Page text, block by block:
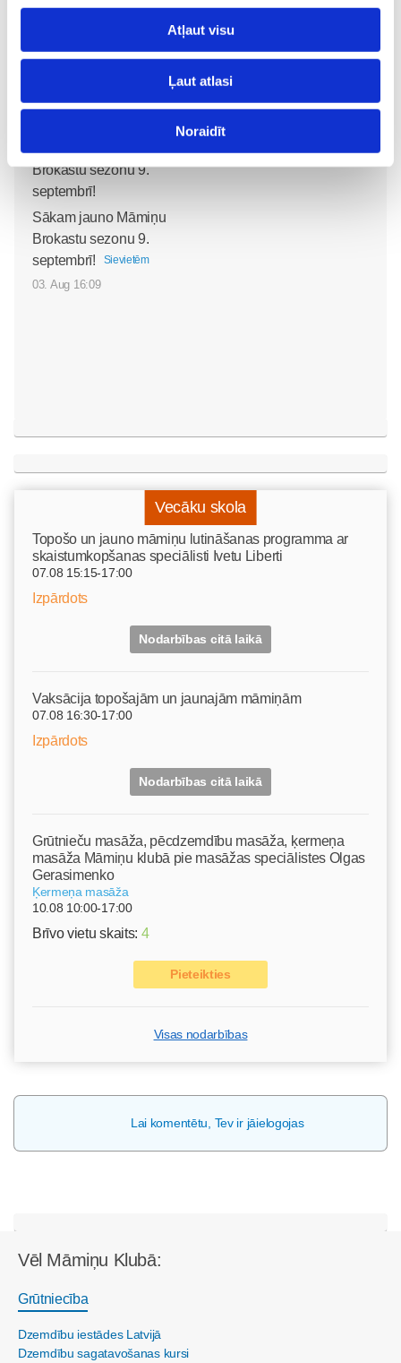
Atļaut visu
Ļaut atlasi
Noraidīt
pasaulēm: publicēts
filmas “Kristofers un divu
pasauļu atslēga” treileris
Sākam jauno Māmiņu
Brokastu sezonu 9.
septembrī!
Sievietēm
03. Aug 16:09
Vecāku skola
Topošo un jauno māmiņu lutināšanas programma ar
skaistumkopšanas speciālisti Ivetu Liberti
07.08 15:15-17:00
Izpārdots
Nodarbības citā laikā
Vaksācija topošajām un jaunajām māmiņām
07.08 16:30-17:00
Izpārdots
Nodarbības citā laikā
Grūtnieču masāža, pēcdzemdību masāža, ķermeņa
masāža Māmiņu klubā pie masāžas speciālistes Olgas
Gerasimenko
Ķermeņa masāža
10.08 10:00-17:00
Brīvo vietu skaits: 4
Pieteikties
Visas nodarbības
Lai komentētu, Tev ir jāielogojas
Vēl Māmiņu Klubā:
Grūtniecība
Dzemdību iestādes Latvijā
Dzemdību sagatavošanas kursi